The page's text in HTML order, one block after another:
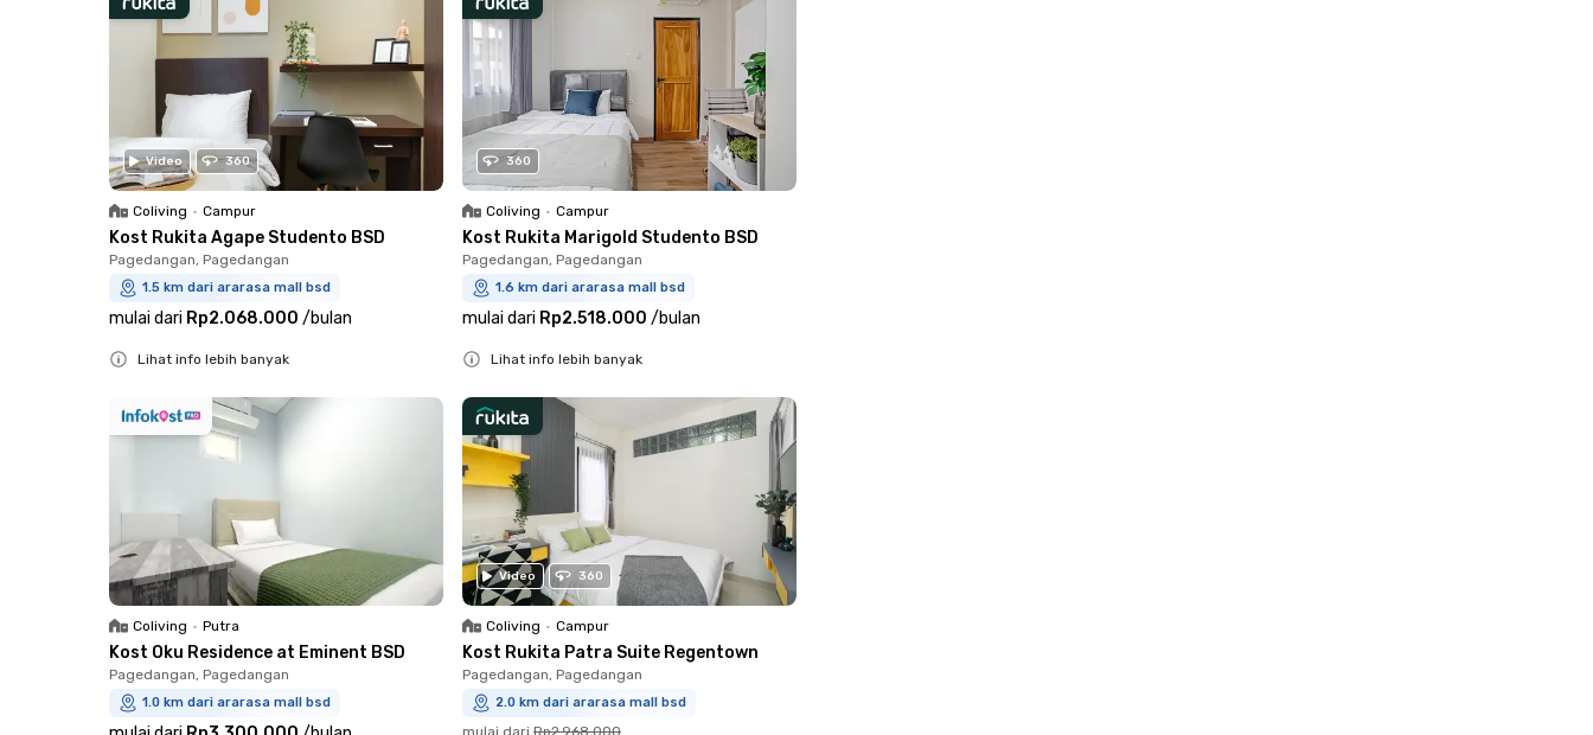
Video 360
Coliving • Campur
Kost Rukita Agape Studento BSD
Pagedangan, Pagedangan
1.5 km dari ararasa mall bsd
mulai dari Rp2.068.000 /bulan
Lihat info lebih banyak
360
Coliving • Campur
Kost Rukita Marigold Studento BSD
Pagedangan, Pagedangan
1.6 km dari ararasa mall bsd
mulai dari Rp2.518.000 /bulan
Lihat info lebih banyak
Coliving • Putra
Kost Oku Residence at Eminent BSD
Pagedangan, Pagedangan
1.0 km dari ararasa mall bsd
Video 360
Coliving • Campur
Kost Rukita Patra Suite Regentown
Pagedangan, Pagedangan
2.0 km dari ararasa mall bsd
mulai dari Rp2.968.000